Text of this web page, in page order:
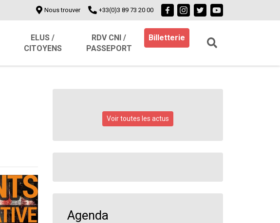
Nous trouver +33(0)3 89 73 20 00
ELUS /
CITOYENS
RDV CNI /
PASSEPORT
Billetterie
Voir toutes les actus
Agenda